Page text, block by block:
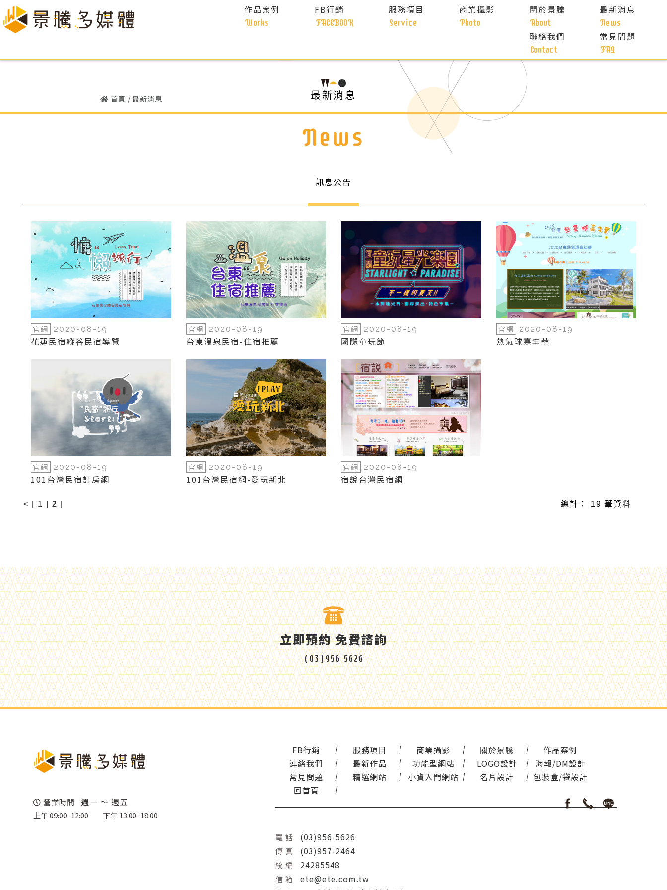
作品案例
Works
FB行銷
FACEBOOK
服務項目
Service
商業攝影
Photo
關於景騰
About
最新消息
News
聯絡我們
Contact
常見問題
FAQ
首頁 / 最新消息 最新消息
News
訊息公告
官網 2020-08-19
花蓮民宿縱谷民宿導覽
官網 2020-08-19
台東溫泉民宿-住宿推薦
官網 2020-08-19
國際童玩節
官網 2020-08-19
熱氣球嘉年華
官網 2020-08-19
101台灣民宿訂房網
官網 2020-08-19
101台灣民宿網-愛玩新北
官網 2020-08-19
宿說台灣民宿網
< 1 2 總計： 19 筆資料
立即預約 免費諮詢
(03)956 5626
營業時間 週一 ～ 週五
上午 09:00~12:00 下午 13:00~18:00
FB行銷 服務項目 商業攝影 關於景騰
作品案例
連絡我們
最新作品 功能型網站 LOGO設計
海報/DM設計
常見問題
精選網站 小資入門網站 名片設計
包裝盒/袋設計
回首頁
電 話 (03)956-5626
傳 真 (03)957-2464
統 編 24285548
信 箱 ete@ete.com.tw